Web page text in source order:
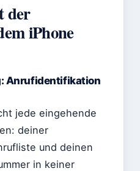
der
iPhone
Anrufidentifikation
jede eingehende
deiner
und deinen
in keiner